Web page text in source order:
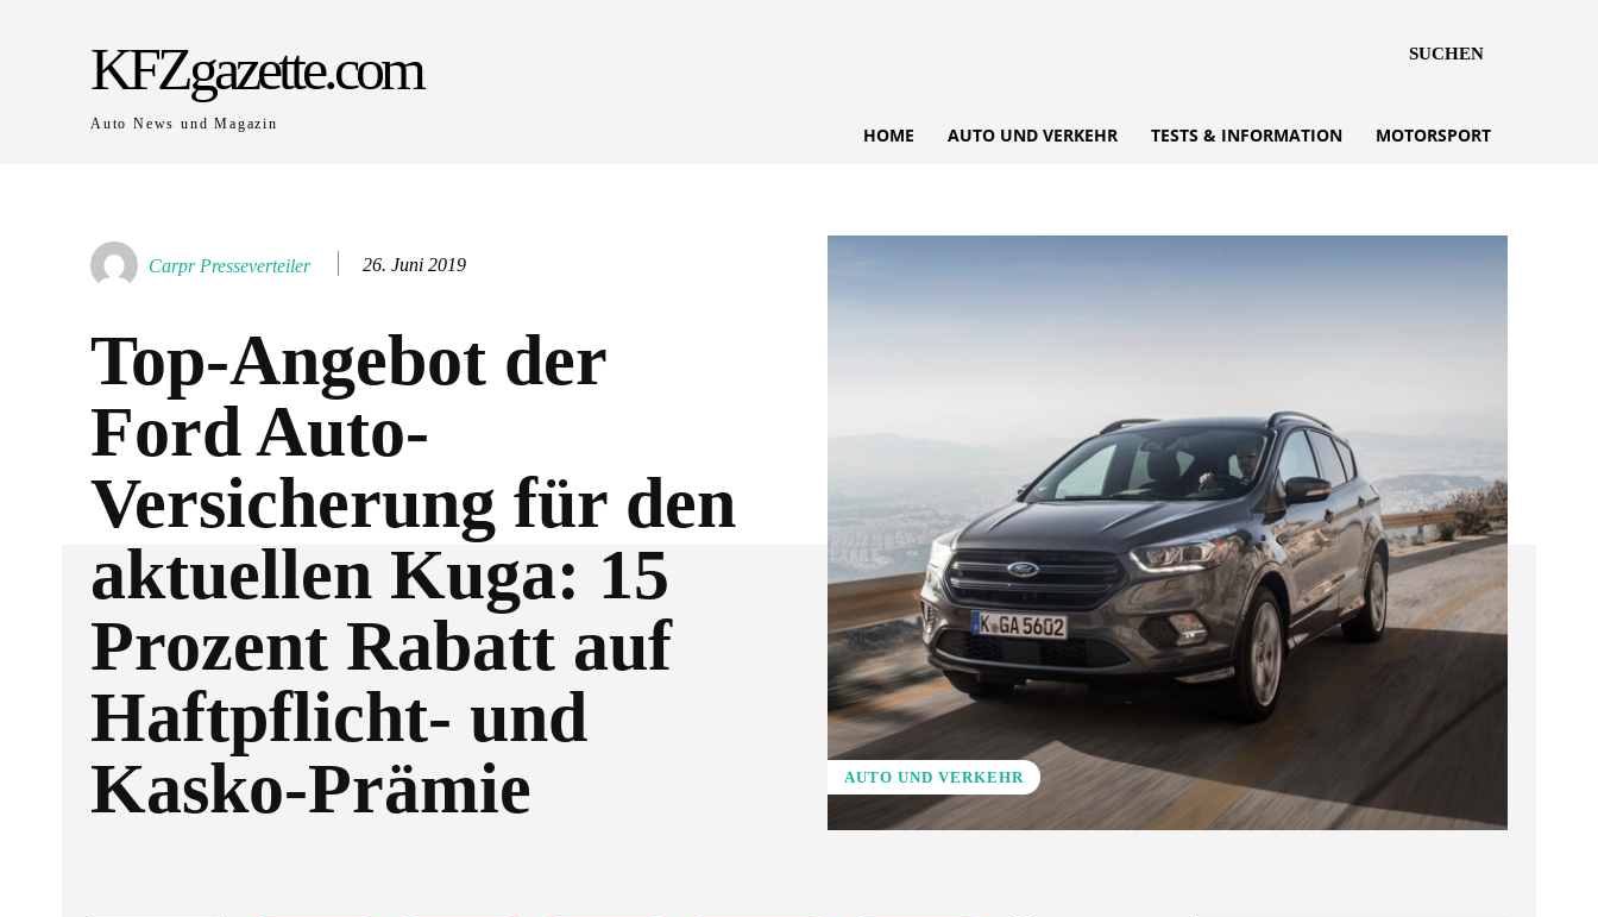
KFZgazette.com
Auto News und Magazin
SUCHEN
HOME AUTO UND VERKEHR TESTS & INFORMATION MOTORSPORT
Carpr Presseverteiler 26. Juni 2019
Top-Angebot der
Ford Auto-
Versicherung für den
aktuellen Kuga: 15
Prozent Rabatt auf
Haftpflicht- und
Kasko-Prämie
AUTO UND VERKEHR